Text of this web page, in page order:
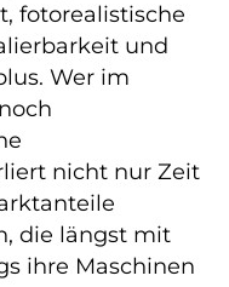
fotorealistische
und
Wer im
nicht nur Zeit
die längst mit
ihre Maschinen